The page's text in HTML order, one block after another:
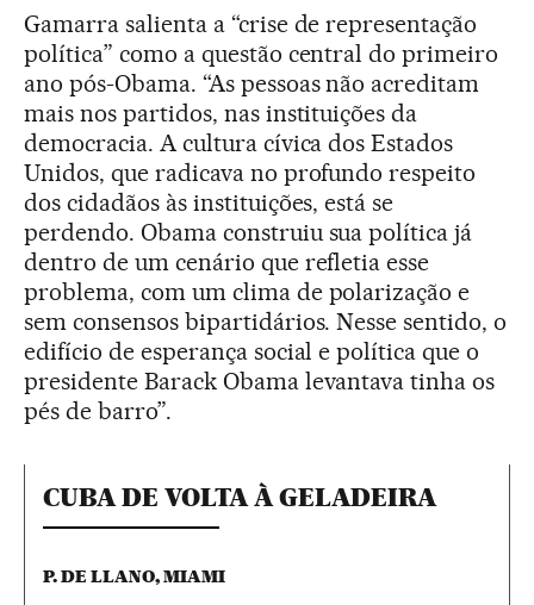
Gamarra salienta a “crise de representação
política” como a questão central do primeiro
ano pós-Obama. “As pessoas não acreditam
mais nos partidos, nas instituições da
democracia. A cultura cívica dos Estados
Unidos, que radicava no profundo respeito
dos cidadãos às instituições, está se
perdendo. Obama construiu sua política já
dentro de um cenário que refletia esse
problema, com um clima de polarização e
sem consensos bipartidários. Nesse sentido, o
edifício de esperança social e política que o
presidente Barack Obama levantava tinha os
pés de barro”.
CUBA DE VOLTA À GELADEIRA
P. DE LLANO, MIAMI